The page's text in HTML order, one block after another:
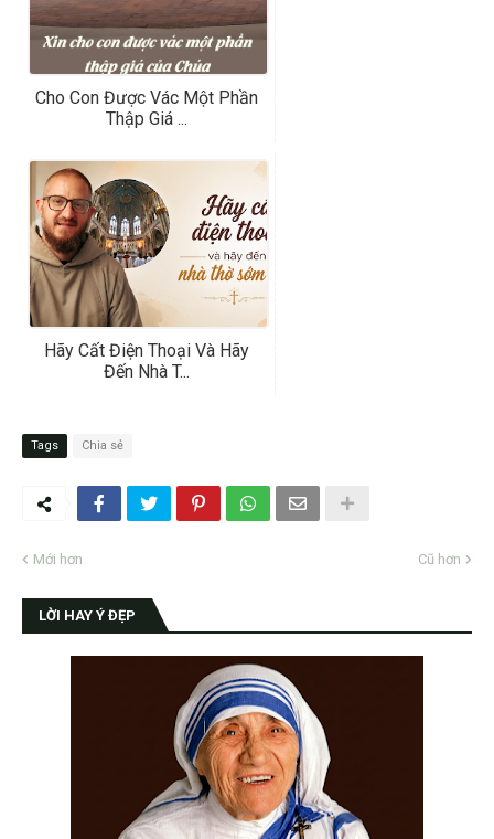
Cho Con Được Vác Một Phần
Thập Giá ...
Hãy Cất Điện Thoại Và Hãy
Đến Nhà T...
Tags Chia sẻ
Mới hơn Cũ hơn
LỜI HAY Ý ĐẸP